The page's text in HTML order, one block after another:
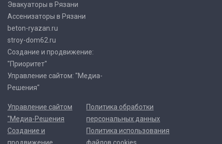
Эвакуаторы в Рязани
Ассенизаторы в Рязани
beton-ryazan.ru
stroy-dom62.ru
Создание и продвижение:
"Приоритет"
Управление сайтом: "Медиа-
Решения"
Управление сайтом
"Медиа-Решения
Создание и
Политика обработки
персональных данных
Политика использования